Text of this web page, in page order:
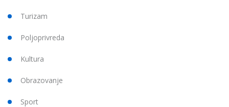
Turizam
Poljoprivreda
Kultura
Obrazovanje
Sport